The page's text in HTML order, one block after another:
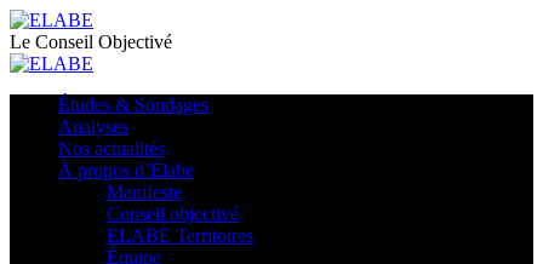
Le Conseil Objectivé
Études & Sondages
Analyses
Nos actualités
À propos d’Elabe
Manifeste
Conseil objectivé
ELABE Territoires
Équipe